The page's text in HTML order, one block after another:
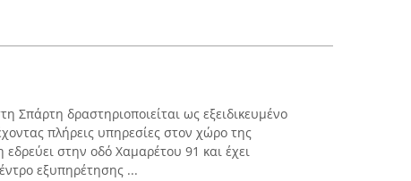
Σπάρτη δραστηριοποιείται ως εξειδικευμένο
πλήρεις υπηρεσίες στον χώρο της
στην οδό Χαμαρέτου 91 και έχει
εξυπηρέτησης ...